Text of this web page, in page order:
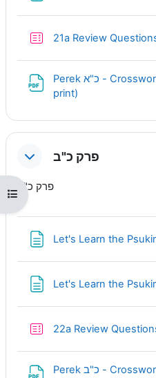
Open course index
Perek כ"א - Crossword Review (Download and
print)
פרק כ"ב
פרק כ"ב
Perek כ"ב - Crossword Review (Download and